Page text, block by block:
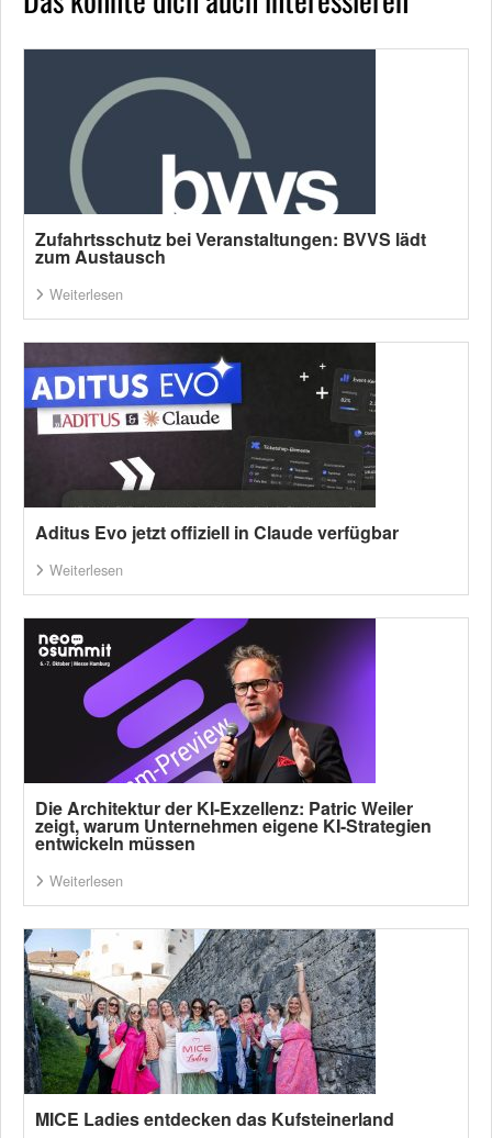
Zufahrtsschutz bei Veranstaltungen: BVVS lädt
zum Austausch
Weiterlesen
Aditus Evo jetzt offiziell in Claude verfügbar
Weiterlesen
Die Architektur der KI-Exzellenz: Patric Weiler
zeigt, warum Unternehmen eigene KI-Strategien
entwickeln müssen
Weiterlesen
MICE Ladies entdecken das Kufsteinerland